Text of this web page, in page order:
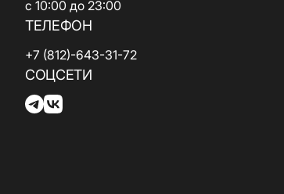
с 10:00 до 23:00
ТЕЛЕФОН
+7 (812)-643-31-72
СОЦСЕТИ